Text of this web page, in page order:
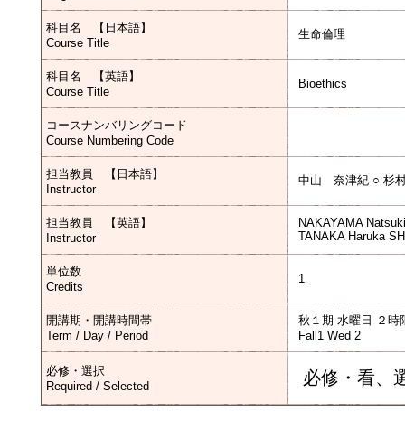
科目名 【日本語】
Course Title
生命倫理
科目名 【英語】
Course Title
Bioethics
コースナンバリングコード
Course Numbering Code
担当教員 【日本語】
Instructor
中山 奈津紀 ○ 杉
担当教員 【英語】
Instructor
NAKAYAMA
TANAKA Haruka
単位数
Credits
1
開講期・開講時間帯
Term / Day / Period
秋１期 水曜日 ２時
Fall1 Wed 2
必修・選択
Required / Selected
必修・看、